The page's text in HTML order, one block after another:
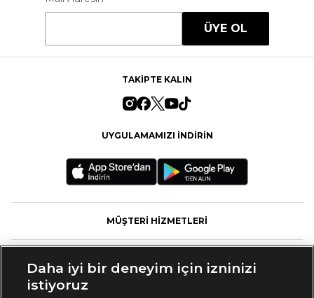
ÜYE OL
TAKİPTE KALIN
UYGULAMAMIZI İNDİRİN
MÜŞTERİ HİZMETLERİ
Daha iyi bir deneyim için izninizi
istiyoruz